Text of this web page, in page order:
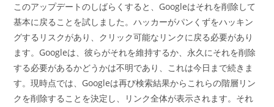
このアップデートのしばらくすると、Googleはそれを削除して
基本に戻ることを試しました。ハッカーがパンくずをハッキン
グするリスクがあり、クリック可能なリンクに戻る必要があり
ます。Googleは、彼らがそれを維持するか、永久にそれを削除
する必要があるかどうかは不明であり、これは今日まで続きま
す。現時点では、Googleは再び検索結果からこれらの階層リン
クを削除することを決定し、リンク全体が表示されます。それ